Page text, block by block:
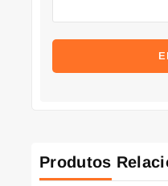
Produtos